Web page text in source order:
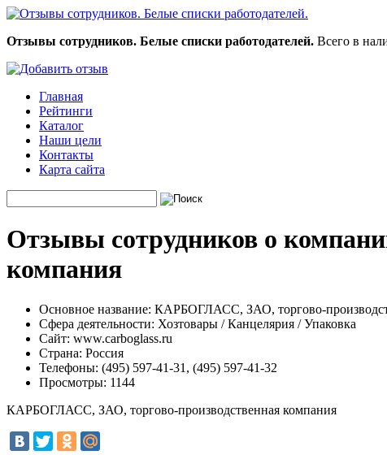
Отзывы сотрудников. Белые списки работодателей. Всего в
Главная
Рейтинги
Каталог
Наши цели
Контакты
Карта сайта
Отзывы сотрудников о
компания
Основное название: КАРБОГЛАСС, ЗАО, торгово-
Сфера деятельности: Хозтовары / Канцелярия / Упаковка
Сайт: www.carboglass.ru
Страна: Россия
Телефоны: (495) 597-41-31, (495) 597-41-32
Просмотры: 1144
КАРБОГЛАСС, ЗАО, торгово-производственная компания